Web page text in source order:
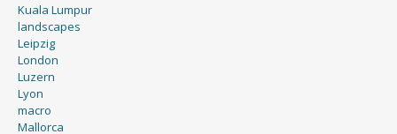
Kuala Lumpur
landscapes
Leipzig
London
Luzern
Lyon
macro
Mallorca